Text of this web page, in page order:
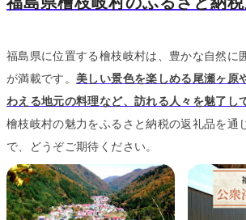
福島県に位置する檜枝岐村は、豊かな自然に
が満載です。美しい景色を楽しめる尾瀬ヶ原
わえる地元の料理など、訪れる人々を魅了し
檜枝岐村の魅力をふるさと納税の返礼品を通
で、どうぞご期待ください。